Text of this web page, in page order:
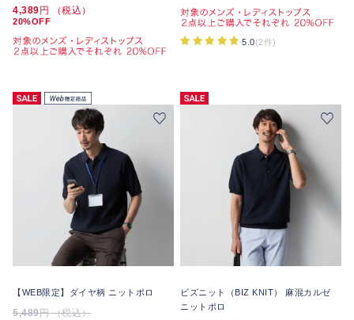
4,389円 （税込）
20%OFF
5.0(2件)
【WEB限定】ダイヤ柄 ニットポロ
5,489円 （税込）
ビズニット（BIZ KNIT） 麻混カルゼ
ニットポロ